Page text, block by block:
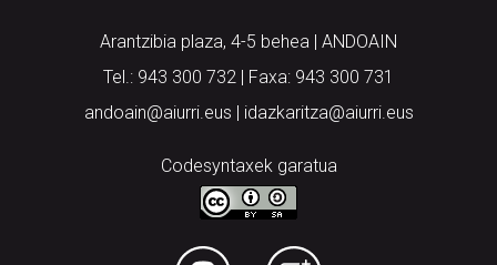
Arantzibia plaza, 4-5 behea | ANDOAIN
Tel.: 943 300 732 | Faxa: 943 300 731
andoain@aiurri.eus | idazkaritza@aiurri.eus
Codesyntaxek garatua